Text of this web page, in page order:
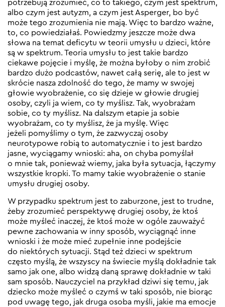
potrzebują zrozumieć, co to takiego, czym jest spektrum,
albo czym jest autyzm, a czym jest Asperger, bo być
może tego zrozumienia nie mają. Więc to bardzo ważne,
to, co powiedziałaś. Powiedzmy jeszcze może dwa
słowa na temat deficytu w teorii umysłu u dzieci, które
są w spektrum. Teoria umysłu to jest takie bardzo
ciekawe pojęcie i myślę, że można byłoby o nim zrobić
bardzo dużo podcastów, nawet całą serię, ale to jest w
skrócie nasza zdolność do tego, że mamy w swojej
głowie wyobrażenie, co się dzieje w głowie drugiej
osoby, czyli ja wiem, co ty myślisz. Tak, wyobrażam
sobie, co ty myślisz. Na dalszym etapie ja sobie
wyobrażam, co ty myślisz, że ja myślę. Więc
jeżeli pomyślimy o tym, że zazwyczaj osoby
neurotypowe robią to automatycznie i to jest bardzo
jasne, wyciągamy wnioski: aha, on chyba pomyślał
o mnie tak, ponieważ wiemy, jaka była sytuacja, łączymy
wszystkie kropki. To mamy takie wyobrażenie o stanie
umysłu drugiej osoby.
W przypadku spektrum jest to zaburzone, jest to trudne,
żeby zrozumieć perspektywę drugiej osoby, że ktoś
może myśleć inaczej, że ktoś może w ogóle zauważyć
pewne zachowania w inny sposób, wyciągnąć inne
wnioski i że może mieć zupełnie inne podejście
do niektórych sytuacji. Stąd też dzieci w spektrum
często myślą, że wszyscy na świecie myślą dokładnie tak
samo jak one, albo widzą daną sprawę dokładnie w taki
sam sposób. Nauczyciel na przykład dziwi się temu, jak
dziecko może myśleć o czymś w taki sposób, nie biorąc
pod uwagę tego, jak druga osoba myśli, jakie ma emocje